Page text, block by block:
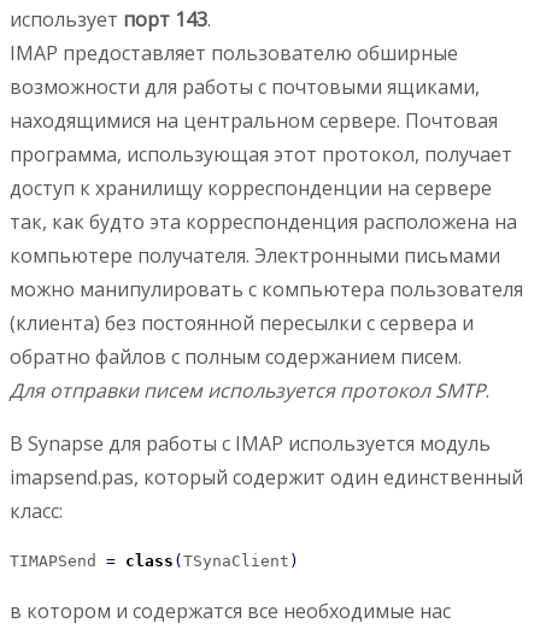
использует порт 143.
IMAP предоставляет пользователю обширные
возможности для работы с почтовыми ящиками,
находящимися на центральном сервере. Почтовая
программа, использующая этот протокол, получает
доступ к хранилищу корреспонденции на сервере
так, как будто эта корреспонденция расположена на
компьютере получателя. Электронными письмами
можно манипулировать с компьютера пользователя
(клиента) без постоянной пересылки с сервера и
обратно файлов с полным содержанием писем.
Для отправки писем используется протокол SMTP.
В Synapse для работы с IMAP используется модуль
imapsend.pas, который содержит один единственный
класс:
TIMAPSend = class ( TSynaClient )
в котором и содержатся все необходимые нас